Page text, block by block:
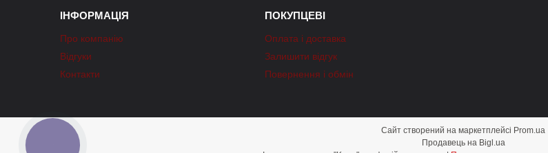
ІНФОРМАЦІЯ
Про компанію
Відгуки
Контакти
ПОКУПЦЕВІ
Оплата і доставка
Залишити відгук
Повернення і обмін
Сайт створений на маркетплейсі Prom.ua
Продавець на Bigl.ua